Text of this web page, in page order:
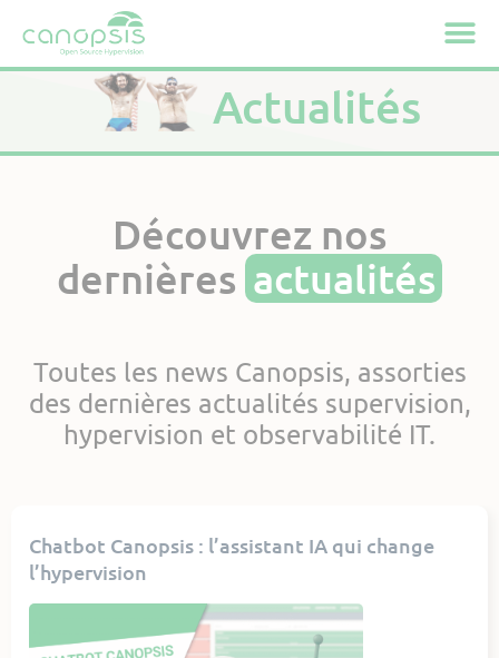
Actualités
Découvrez nos
dernièresactualités
Toutes les news Canopsis, assorties
des dernières actualités supervision,
hypervision et observabilité IT.
Chatbot Canopsis : l’assistant IA qui change
l’hypervision
Cookies management panel